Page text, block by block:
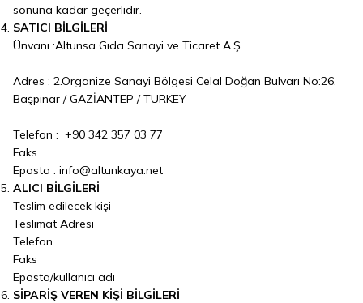
sonuna kadar geçerlidir.
SATICI BİLGİLERİ
Ünvanı :Altunsa Gıda Sanayi ve Ticaret A.Ş
Adres : 2.Organize Sanayi Bölgesi Celal Doğan Bulvarı No:26.
Başpınar / GAZİANTEP / TURKEY
Telefon : +90 342 357 03 77
Faks
Eposta : info@altunkaya.net
ALICI BİLGİLERİ
Teslim edilecek kişi
Teslimat Adresi
Telefon
Faks
Eposta/kullanıcı adı
SİPARİŞ VEREN KİŞİ BİLGİLERİ